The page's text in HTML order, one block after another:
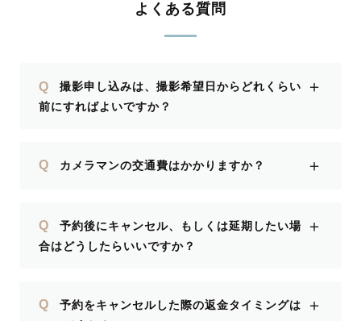
よくある質問
Q
撮影申し込みは、撮影希望日からどれくらい
前にすればよいですか？
＋
Q カメラマンの交通費はかかりますか？ ＋
Q
予約後にキャンセル、もしくは延期したい場
合はどうしたらいいですか？
＋
Q
予約をキャンセルした際の返金タイミングは
＋